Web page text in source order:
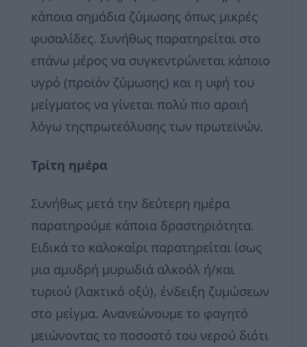
κάποια σημάδια ζύμωσης όπως μικρές
φυσαλίδες. Συνήθως παρατηρείται στο
επάνω μέρος να συγκεντρώνεται κάποιο
υγρό (προϊόν ζύμωσης) και η υφή του
μείγματος να γίνεται πολύ πιο αραιή
λόγω τηςπρωτεόλυσης των πρωτεϊνών.
Τρίτη ημέρα
Συνήθως μετά την δεύτερη ημέρα
παρατηρούμε κάποια δραστηριότητα.
Ειδικά το καλοκαίρι παρατηρείται ίσως
μια αμυδρή μυρωδιά αλκοόλ ή/και
τυριού (λακτικό οξύ), ένδειξη ζυμώσεων
στο μείγμα. Ανανεώνουμε το φαγητό
μειώνοντας το ποσοστό του νερού διότι